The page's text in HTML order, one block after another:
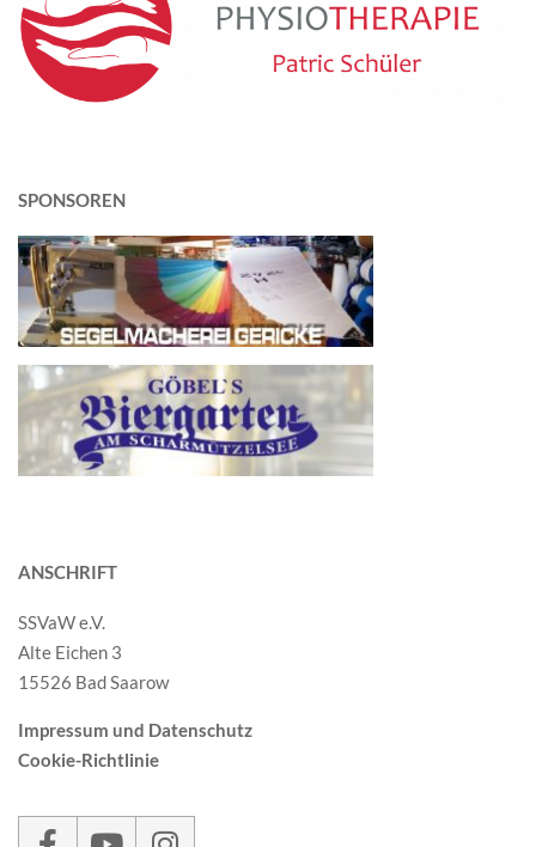
SPONSOREN
ANSCHRIFT
SSVaW e.V.
Alte Eichen 3
15526 Bad Saarow
Impressum und Datenschutz
Cookie-Richtlinie